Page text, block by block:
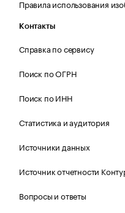
Правила использования
Контакты
Справка по сервису
Поиск по ОГРН
Поиск по ИНН
Статистика и аудитория
Источники данных
Источник отчетности
Вопросы и ответы